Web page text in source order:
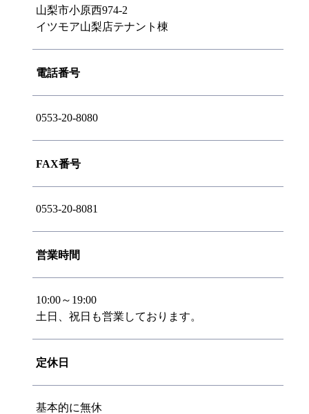
山梨市小原西974-2
イツモア山梨店テナント棟
電話番号
0553-20-8080
FAX番号
0553-20-8081
営業時間
10:00～19:00
土日、祝日も営業しております。
定休日
基本的に無休